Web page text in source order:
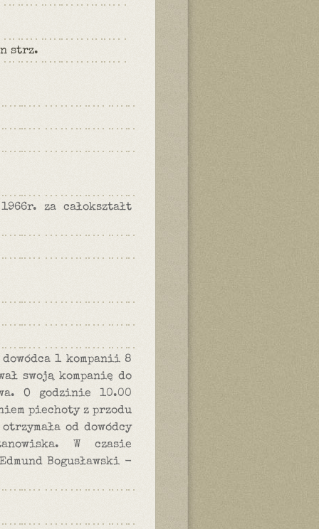
strz.
za całokształt
1 kompanii 8
swoją kompanię do
O godzinie 10.00
piechoty z przodu
od dowódcy
W czasie
Bogusławski -